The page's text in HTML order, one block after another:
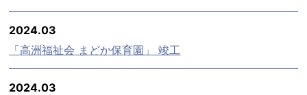
2024.03
「高洲福祉会 まどか保育園」 竣工
2024.03